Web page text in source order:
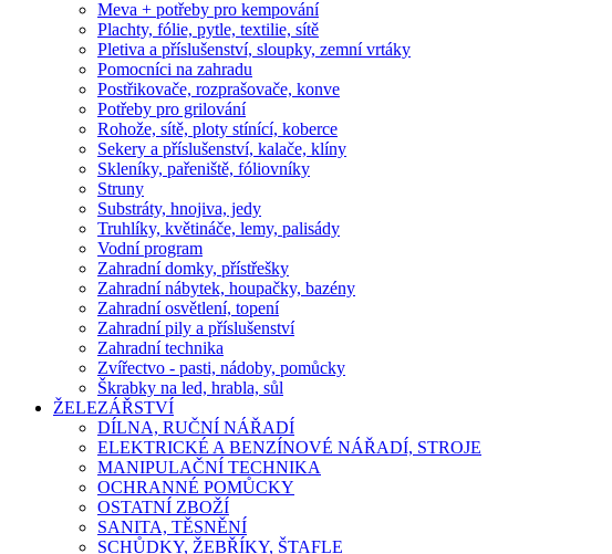
Meva + potřeby pro kempování
Plachty, fólie, pytle, textilie, sítě
Pletiva a příslušenství, sloupky, zemní vrtáky
Pomocníci na zahradu
Postřikovače, rozprašovače, konve
Potřeby pro grilování
Rohože, sítě, ploty stínící, koberce
Sekery a příslušenství, kalače, klíny
Skleníky, pařeniště, fóliovníky
Struny
Substráty, hnojiva, jedy
Truhlíky, květináče, lemy, palisády
Vodní program
Zahradní domky, přístřešky
Zahradní nábytek, houpačky, bazény
Zahradní osvětlení, topení
Zahradní pily a příslušenství
Zahradní technika
Zvířectvo - pasti, nádoby, pomůcky
Škrabky na led, hrabla, sůl
ŽELEZÁŘSTVÍ
DÍLNA, RUČNÍ NÁŘADÍ
ELEKTRICKÉ A BENZÍNOVÉ NÁŘADÍ, STROJE
MANIPULAČNÍ TECHNIKA
OCHRANNÉ POMŮCKY
OSTATNÍ ZBOŽÍ
SANITA, TĚSNĚNÍ
SCHŮDKY, ŽEBŘÍKY, ŠTAFLE